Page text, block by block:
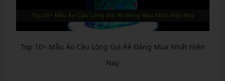
Top 10+ Mẫu Áo Cầu Lông Giá Rẻ Đáng Mua Nhất Hiện
Nay